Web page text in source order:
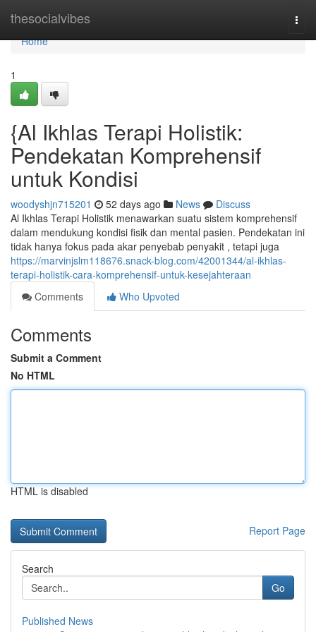
thesocialvibes
Home
Home
1
{Al Ikhlas Terapi Holistik:
Pendekatan Komprehensif
untuk Kondisi
woodyshjn715201 52 days ago News
Discuss
Al Ikhlas Terapi Holistik menawarkan suatu sistem komprehensif
dalam mendukung kondisi fisik dan mental pasien. Pendekatan ini
tidak hanya fokus pada akar penyebab penyakit , tetapi juga
https://marvinjslm118676.snack-blog.com/42001344/al-ikhlas-
terapi-holistik-cara-komprehensif-untuk-kesejahteraan
Comments
Who Upvoted
Comments
Submit a Comment
No HTML
HTML is disabled
Report Page
Search
Go
Published News